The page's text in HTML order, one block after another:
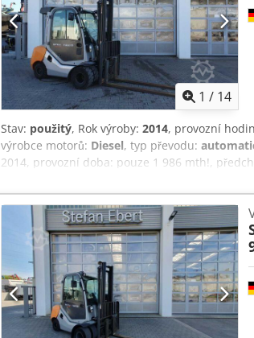
1 / 14
Stav: použitý, Rok výroby: 2014, provozní
výrobce motorů: Diesel, typ převodu:
2014, provozní doba: pouze 1 986 mth!,
zdvihací výška: 3 500 mm, duplexní stožár,
motor: [42 kW/57 k], hmotnost: 4 994 kg,
připravíme nabídku financování nebo
na našich webových stránkách. Změny a
Další informace = Nosnost: 3 500 kg Pro další